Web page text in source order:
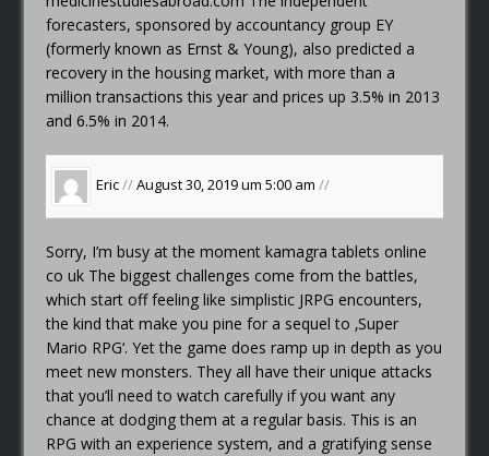
forecasters, sponsored by accountancy group EY
(formerly known as Ernst & Young), also predicted a
recovery in the housing market, with more than a
million transactions this year and prices up 3.5% in 2013
and 6.5% in 2014.
Eric//August 30, 2019 um 5:00 am//
Sorry, I’m busy at the momentkamagra tablets online
co uk The biggest challenges come from the battles,
which start off feeling like simplistic JRPG encounters,
the kind that make you pine for a sequel to ‚Super
Mario RPG‘. Yet the game does ramp up in depth as you
meet new monsters. They all have their unique attacks
that you’ll need to watch carefully if you want any
chance at dodging them at a regular basis. This is an
RPG with an experience system, and a gratifying sense